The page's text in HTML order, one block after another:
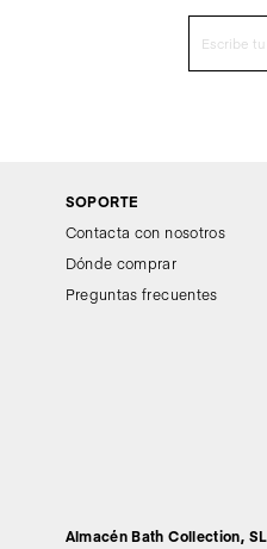
SOPORTE
Contacta con nosotros
Dónde comprar
Preguntas frecuentes
Almacén Bath Collection, SL